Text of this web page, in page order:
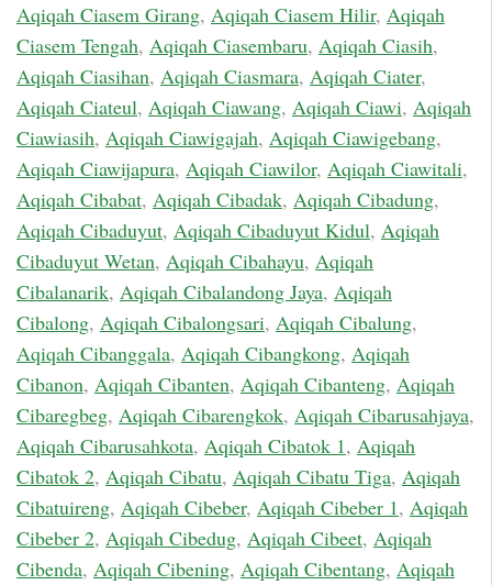
Aqiqah Ciasem Girang, Aqiqah Ciasem Hilir, Aqiqah
Ciasem Tengah, Aqiqah Ciasembaru, Aqiqah Ciasih,
Aqiqah Ciasihan, Aqiqah Ciasmara, Aqiqah Ciater,
Aqiqah Ciateul, Aqiqah Ciawang, Aqiqah Ciawi, Aqiqah
Ciawiasih, Aqiqah Ciawigajah, Aqiqah Ciawigebang,
Aqiqah Ciawijapura, Aqiqah Ciawilor, Aqiqah Ciawitali,
Aqiqah Cibabat, Aqiqah Cibadak, Aqiqah Cibadung,
Aqiqah Cibaduyut, Aqiqah Cibaduyut Kidul, Aqiqah
Cibaduyut Wetan, Aqiqah Cibahayu, Aqiqah
Cibalanarik, Aqiqah Cibalandong Jaya, Aqiqah
Cibalong, Aqiqah Cibalongsari, Aqiqah Cibalung,
Aqiqah Cibanggala, Aqiqah Cibangkong, Aqiqah
Cibanon, Aqiqah Cibanten, Aqiqah Cibanteng, Aqiqah
Cibaregbeg, Aqiqah Cibarengkok, Aqiqah Cibarusahjaya,
Aqiqah Cibarusahkota, Aqiqah Cibatok 1, Aqiqah
Cibatok 2, Aqiqah Cibatu, Aqiqah Cibatu Tiga, Aqiqah
Cibatuireng, Aqiqah Cibeber, Aqiqah Cibeber 1, Aqiqah
Cibeber 2, Aqiqah Cibedug, Aqiqah Cibeet, Aqiqah
Cibenda, Aqiqah Cibening, Aqiqah Cibentang, Aqiqah